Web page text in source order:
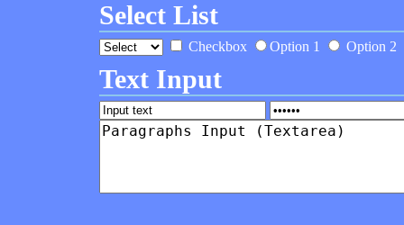
Select List
Checkbox Option 1 Option 2
Text Input